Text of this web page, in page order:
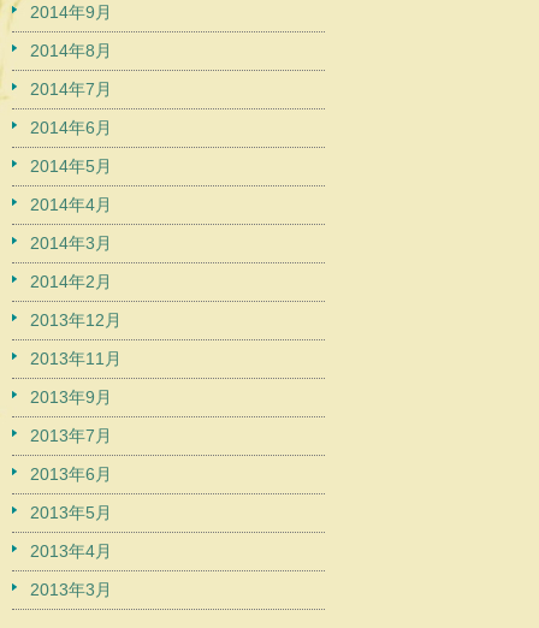
2014年9月
2014年8月
2014年7月
2014年6月
2014年5月
2014年4月
2014年3月
2014年2月
2013年12月
2013年11月
2013年9月
2013年7月
2013年6月
2013年5月
2013年4月
2013年3月